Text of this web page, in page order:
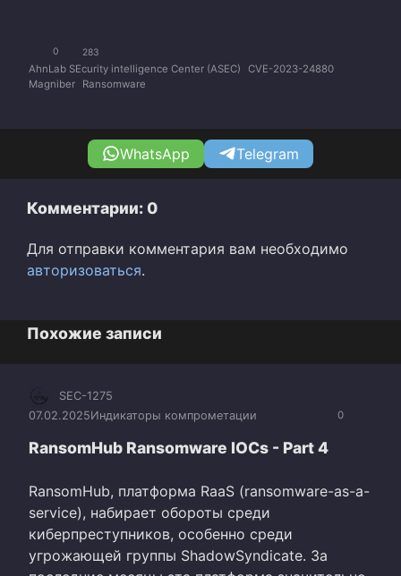
0 283
AhnLab SEcurity intelligence Center (ASEC)
CVE-2023-24880
Magniber
Ransomware
WhatsApp Telegram
Комментарии: 0
Для отправки комментария вам необходимо
авторизоваться.
Похожие записи
0
SEC-1275
07.02.2025Индикаторы компрометации
RansomHub Ransomware IOCs - Part 4
RansomHub, платформа RaaS (ransomware-as-a-
service), набирает обороты среди
киберпреступников, особенно среди
угрожающей группы ShadowSyndicate. За